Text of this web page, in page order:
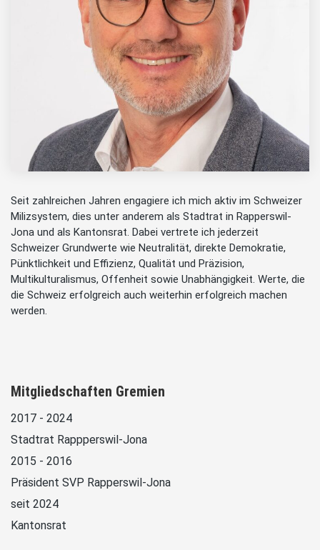
Seit zahlreichen Jahren engagiere ich mich aktiv im Schweizer
Milizsystem, dies unter anderem als Stadtrat in Rapperswil-
Jona und als Kantonsrat. Dabei vertrete ich jederzeit
Schweizer Grundwerte wie Neutralität, direkte Demokratie,
Pünktlichkeit und Effizienz, Qualität und Präzision,
Multikulturalismus, Offenheit sowie Unabhängigkeit. Werte, die
die Schweiz erfolgreich auch weiterhin erfolgreich machen
werden.
Mitgliedschaften Gremien
2017 - 2024
Stadtrat Rappperswil-Jona
2015 - 2016
Präsident SVP Rapperswil-Jona
seit 2024
Kantonsrat